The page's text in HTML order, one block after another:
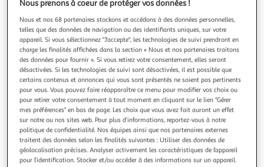
A Divine Symmetry An Alternative Journey Through
Hunky Dory
Une exploration alternative de l'album emblématique
Hunky DoryCe vinyle, intitulé « A Divine Symmetry », offre
une plongée immersive dans l'univers de David Bowie, en
proposant une sélection unique de mixes alternatifs et de
pistes inédites de l'album culte Hunky Dory. Il constitue une
pièce essenti
En savoir +
Vendu par Multishop
Livraison dès 6/7 jours
4,99€
Plus d'options
Nous prenons à coeur de protéger vos données !
Nous et nos 68 partenaires stockons et accédons à des données personnelles,
telles que des données de navigation ou des identifiants uniques, sur votre
appareil. Si vous sélectionnez "J'accepte", les technologies de suivi prendront en
charge les finalités affichées dans la section « Nous et nos partenaires traitons
des données pour fournir ». Si vous retirez votre consentement, elles seront
désactivées. Si les technologies de suivi sont désactivées, il est possible que
certains contenus et annonces qui vous sont présentés ne soient pas pertinents
pour vous. Vous pouvez faire réapparaître ce menu pour modifier vos choix ou
pour retirer votre consentement à tout moment en cliquant sur le lien "Gérer
mes préférences" en bas de page. Les choix que vous avez fait auront un effet
sur notre ou nos sites web. Pour plus d’informations, reportez-vous à notre
politique de confidentialité. Nos équipes ainsi que nos partenaires externes
traitent des données selon les finalités suivantes : Utiliser des données de
géolocalisation précises. Analyser activement les caractéristiques de l’appareil
pour l’identification. Stocker et/ou accéder à des informations sur un appareil.